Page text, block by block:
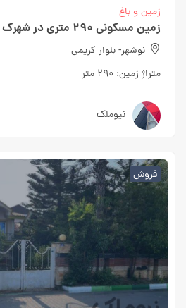
زمین و باغ
زمین مسکونی 290 متری در شهرک ارکیده نوشهر
نوشهر- بلوار کریمی
متراژ زمین: 290 متر
نیوملک
فروش